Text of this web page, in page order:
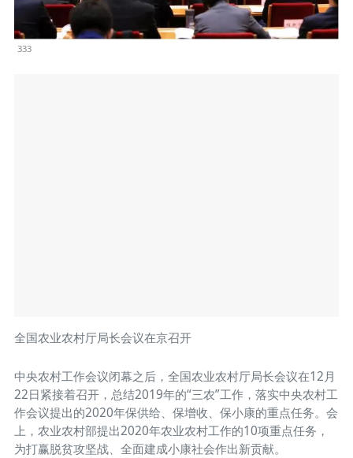
333
全国农业农村厅局长会议在京召开
中央农村工作会议闭幕之后，全国农业农村厅局长会议在12月
22日紧接着召开，总结2019年的“三农”工作，落实中央农村工
作会议提出的2020年保供给、保增收、保小康的重点任务。会
上，农业农村部提出2020年农业农村工作的10项重点任务，
为打赢脱贫攻坚战、全面建成小康社会作出新贡献。